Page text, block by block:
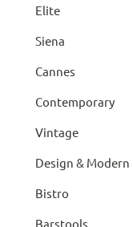
Elite
Siena
Cannes
Contemporary
Vintage
Design & Modern
Bistro
Barstools